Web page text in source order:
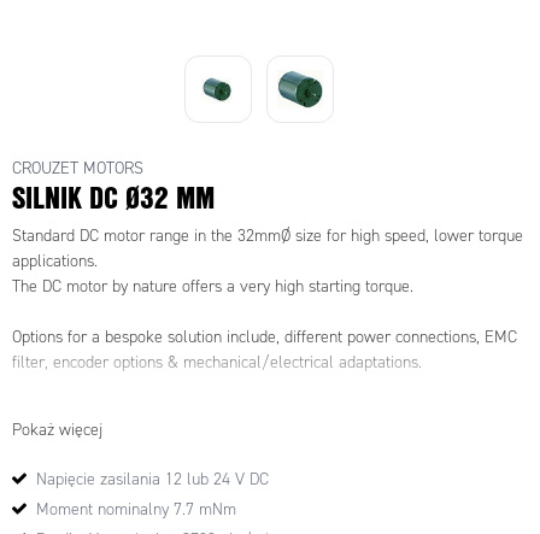
CROUZET MOTORS
SILNIK DC Ø32 MM
Standard DC motor range in the 32mmØ size for high speed, lower torque
applications.
The DC motor by nature offers a very high starting torque.
Options for a bespoke solution include, different power connections, EMC
filter, encoder options & mechanical/electrical adaptations.
Pokaż więcej
Napięcie zasilania 12 lub 24 V DC
Moment nominalny 7.7 mNm